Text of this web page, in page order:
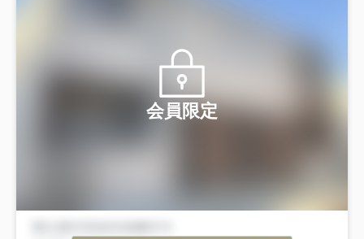
会員限定